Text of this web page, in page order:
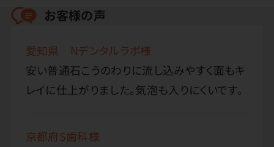
お客様の声
愛知県 Nデンタルラボ様
安い普通石こうのわりに流し込みやすく面もキ
レイに仕上がりました。気泡も入りにくいです。
京都府S歯科様